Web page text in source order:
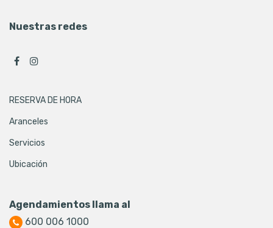
Nuestras redes
RESERVA DE HORA
Aranceles
Servicios
Ubicación
Agendamientos llama al
600 006 1000